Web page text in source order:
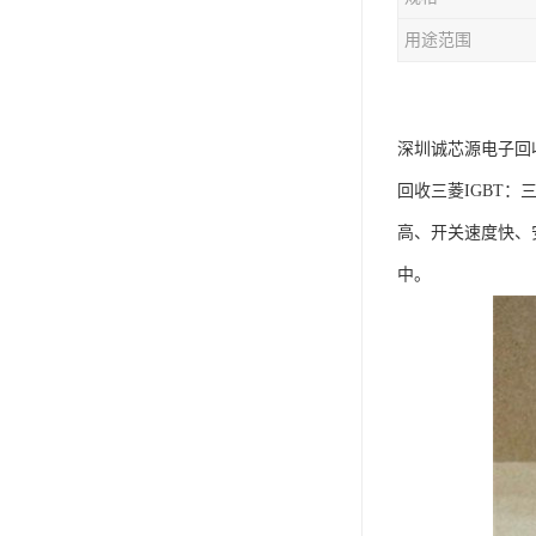
用途范围
深圳诚芯源电子
回收三菱IGBT：
高、开关速度快
中。